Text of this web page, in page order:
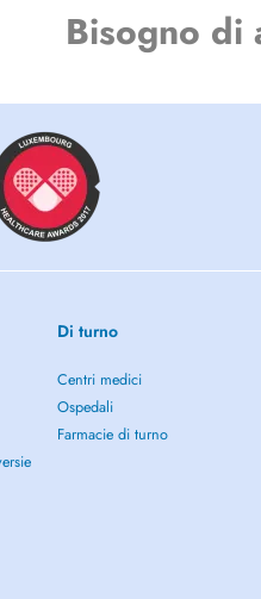
Bisogno di
Di turno
Centri medici
Ospedali
Farmacie di turno